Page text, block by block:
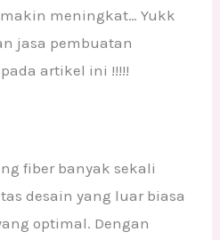
meningkat… Yukk
jasa pembuatan
artikel ini !!!!!
fiber banyak sekali
desain yang luar biasa
optimal. Dengan